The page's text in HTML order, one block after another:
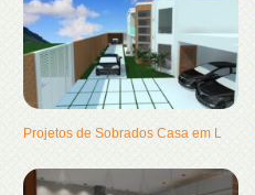
Projetos de Sobrados Casa em L